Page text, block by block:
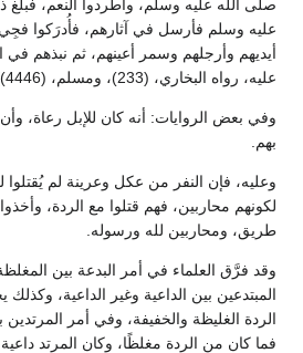
صلى الله عليه وسلم، وأطردوا النعم،
عليه وسلم فأرسل في آثارهم، فأُدرَكوا
أيديهم وأرجلهم وسمر أعينهم، ثم نبذهم
عليه، رواه البخاري، (233)، ومسلم، (4446)].
وفي بعض الروايات: أنه كان للإبل رعاة، وأن
بهم.
وعليه، فإن النفر من عكل وعرينة لم يُقتلوا
لكونهم محاربين، فهم قتلوا مع الردة،
طريق، ومحاربين لله ورسوله.
وقد فرَّق العلماء في أمر البدعة بين
المبتدعين بين الداعية وغير الداعية،
الردة الغليظة والخفيفة، وفي أمر المرتدين
فما كان من الردة مغلظًا، وكان المرتد